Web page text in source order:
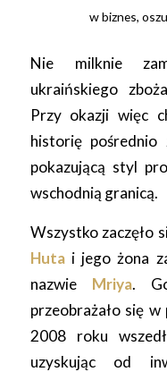
wbiznes,
Nie milknie
ukraińskiego
Przy okazji więc
historię
pokazującą styl
wschodnią granicą.
Wszystko zaczęło
Hutai jego żona
nazwie Mriya.
przeobrażało się
2008 roku
uzyskując od